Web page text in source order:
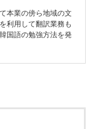
本業の傍ら地域の文
利用して翻訳業務も
国語の勉強方法を発